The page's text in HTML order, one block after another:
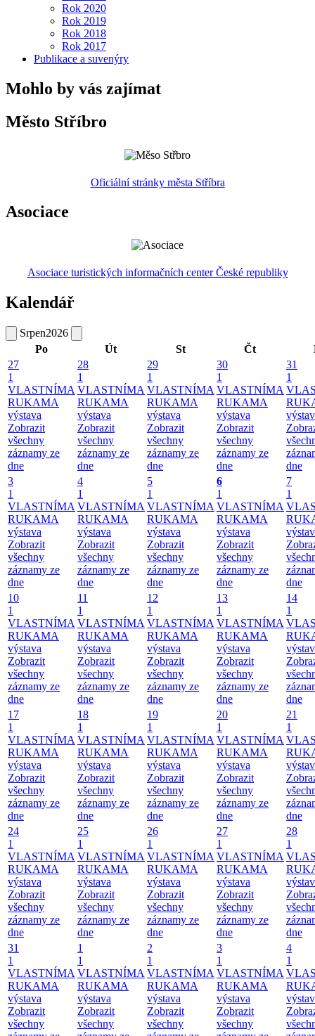
Rok 2020
Rok 2019
Rok 2018
Rok 2017
Publikace a suvenýry
Mohlo by vás zajímat
Město Stříbro
Oficiální stránky města Stříbra
Asociace
Asociace turistických informačních center České republiky
Kalendář
Srpen2026
Po
Út St Čt
27
1
VLASTNÍMA
RUKAMA
výstava
Zobrazit
všechny
záznamy ze
dne
28
1
VLASTNÍMA
RUKAMA
výstava
Zobrazit
všechny
záznamy ze
dne
29
1
VLASTNÍMA
RUKAMA
výstava
Zobrazit
všechny
záznamy ze
dne
30
1
VLASTNÍMA
RUKAMA
výstava
Zobrazit
všechny
záznamy ze
dne
31
1
dne
3
1
VLASTNÍMA
RUKAMA
výstava
Zobrazit
všechny
záznamy ze
dne
4
1
VLASTNÍMA
RUKAMA
výstava
Zobrazit
všechny
záznamy ze
dne
5
1
VLASTNÍMA
RUKAMA
výstava
Zobrazit
všechny
záznamy ze
dne
6
1
VLASTNÍMA
RUKAMA
výstava
Zobrazit
všechny
záznamy ze
dne
7
1
dne
10
1
VLASTNÍMA
RUKAMA
výstava
Zobrazit
všechny
záznamy ze
dne
11
1
VLASTNÍMA
RUKAMA
výstava
Zobrazit
všechny
záznamy ze
dne
12
1
VLASTNÍMA
RUKAMA
výstava
Zobrazit
všechny
záznamy ze
dne
13
1
VLASTNÍMA
RUKAMA
výstava
Zobrazit
všechny
záznamy ze
dne
14
1
dne
17
1
VLASTNÍMA
RUKAMA
výstava
Zobrazit
všechny
záznamy ze
dne
18
1
VLASTNÍMA
RUKAMA
výstava
Zobrazit
všechny
záznamy ze
dne
19
1
VLASTNÍMA
RUKAMA
výstava
Zobrazit
všechny
záznamy ze
dne
20
1
VLASTNÍMA
RUKAMA
výstava
Zobrazit
všechny
záznamy ze
dne
21
1
dne
24
1
VLASTNÍMA
RUKAMA
výstava
Zobrazit
všechny
záznamy ze
dne
25
1
VLASTNÍMA
RUKAMA
výstava
Zobrazit
všechny
záznamy ze
dne
26
1
VLASTNÍMA
RUKAMA
výstava
Zobrazit
všechny
záznamy ze
dne
27
1
VLASTNÍMA
RUKAMA
výstava
Zobrazit
všechny
záznamy ze
dne
28
1
dne
31
1
VLASTNÍMA
RUKAMA
výstava
Zobrazit
všechny
1
1
VLASTNÍMA
RUKAMA
výstava
Zobrazit
všechny
2
1
VLASTNÍMA
RUKAMA
výstava
Zobrazit
všechny
3
1
VLASTNÍMA
RUKAMA
výstava
Zobrazit
všechny
4
1